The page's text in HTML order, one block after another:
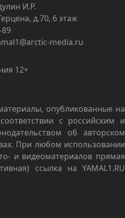
И.Р.
д.70, 6 этаж
89
media.ru
12+
опубликованные на
с российским и
об авторском
При любом использовании
и видеоматериалов прямая
ссылка на YAMAL1.RU